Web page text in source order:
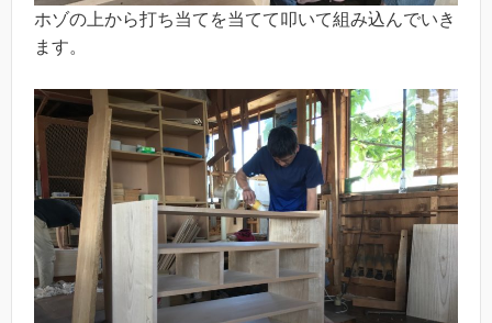
ホゾの上から打ち当てを当てて叩いて組み込んでいき
ます。